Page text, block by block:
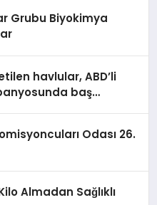
Grubu Biyokimya
havlular, ABD’li
baş
Odası 26.
Almadan Sağlıklı